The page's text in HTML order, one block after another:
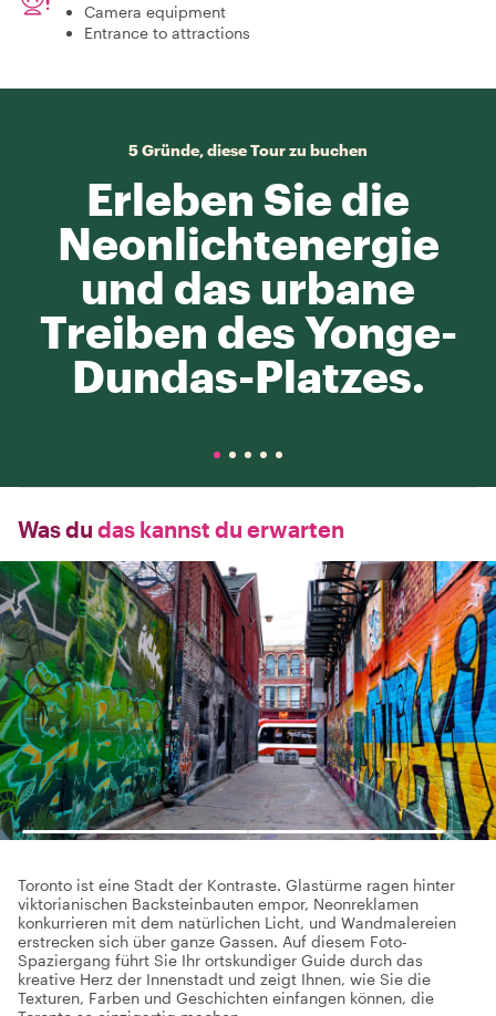
Camera equipment
Entrance to attractions
5 Gründe, diese Tour zu buchen
Erleben Sie die
Neonlichtenergie
und das urbane
Treiben des Yonge-
Dundas-Platzes.
Was du das kannst du erwarten
Toronto ist eine Stadt der Kontraste. Glastürme ragen hinter
viktorianischen Backsteinbauten empor, Neonreklamen
konkurrieren mit dem natürlichen Licht, und Wandmalereien
erstrecken sich über ganze Gassen. Auf diesem Foto-
Spaziergang führt Sie Ihr ortskundiger Guide durch das
kreative Herz der Innenstadt und zeigt Ihnen, wie Sie die
Texturen, Farben und Geschichten einfangen können, die